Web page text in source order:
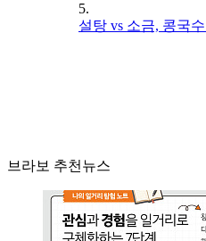
5.
설탕 vs 소금, 콩국
브라보 추천뉴스